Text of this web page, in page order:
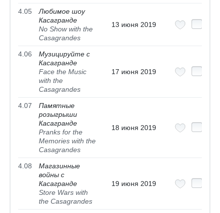
4.05
Любимое шоу
Касагранде
No Show with the
Casagrandes
13 июня 2019
4.06
Музицируйте с
Касагранде
Face the Music
with the
Casagrandes
17 июня 2019
4.07
Памятные
розыгрыши
Касагранде
Pranks for the
Memories with the
Casagrandes
18 июня 2019
4.08
Магазинные
войны с
Касагранде
Store Wars with
the Casagrandes
19 июня 2019